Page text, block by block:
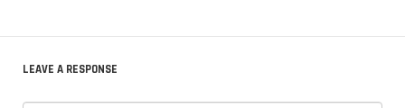
LEAVE A RESPONSE